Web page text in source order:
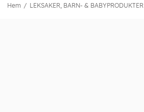
Hem LEKSAKER, BARN- & BABYPRODUKTER